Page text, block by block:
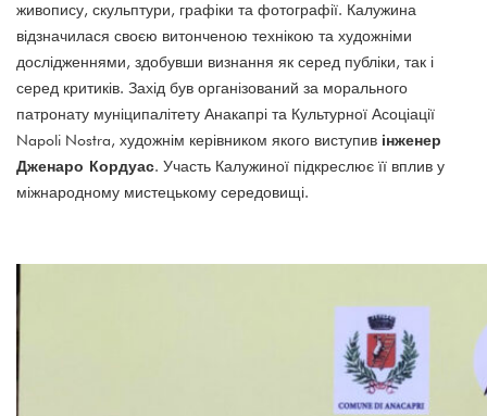
живопису, скульптури, графіки та фотографії. Калужина
відзначилася своєю витонченою технікою та художніми
дослідженнями, здобувши визнання як серед публіки, так і
серед критиків. Захід був організований за морального
патронату муніципалітету Анакапрі та Культурної Асоціації
Napoli Nostra, художнім керівником якого виступив інженер
Дженаро Кордуас. Участь Калужиної підкреслює її вплив у
міжнародному мистецькому середовищі.